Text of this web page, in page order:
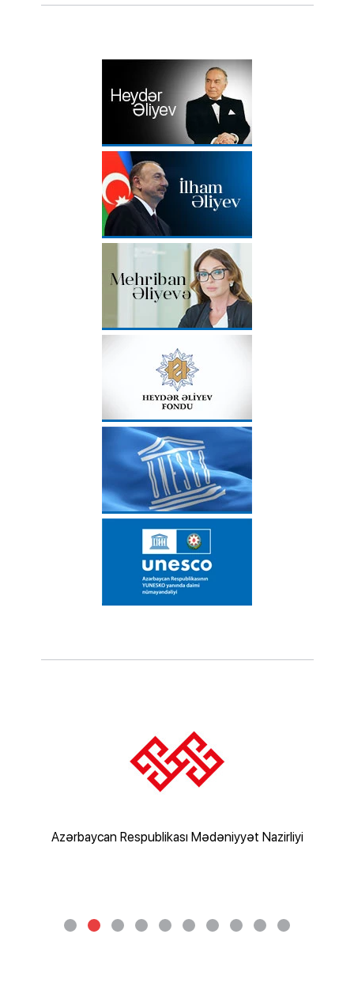
Azərbaycan Respublikası Mədəniyyət Nazirliyi